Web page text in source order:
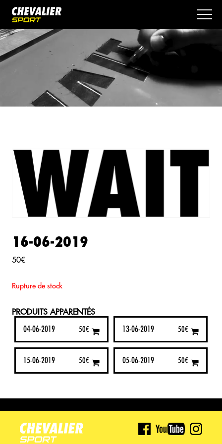
16-06-2019
50€
Rupture de stock
PRODUITS APPARENTÉS
04-06-2019 50€ 13-06-2019 50€
15-06-2019 50€ 05-06-2019 50€